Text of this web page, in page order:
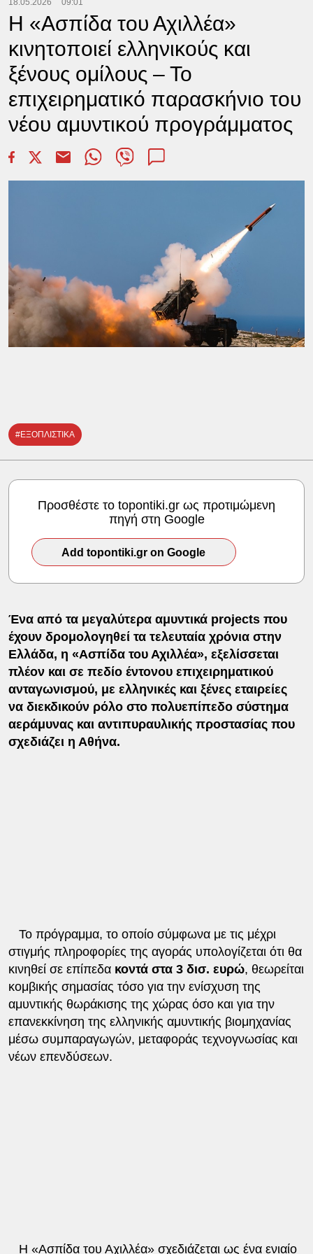
18.05.2026 09:01
Η «Ασπίδα του Αχιλλέα»
κινητοποιεί ελληνικούς και
ξένους ομίλους – Το
επιχειρηματικό παρασκήνιο του
νέου αμυντικού προγράμματος
#ΕΞΟΠΛΙΣΤΙΚΑ
Προσθέστε το topontiki.gr ως προτιμώμενη
πηγή στη Google
Add topontiki.gr on Google
Ένα από τα μεγαλύτερα αμυντικά projects που
έχουν δρομολογηθεί τα τελευταία χρόνια στην
Ελλάδα, η «Ασπίδα του Αχιλλέα», εξελίσσεται
πλέον και σε πεδίο έντονου επιχειρηματικού
ανταγωνισμού, με ελληνικές και ξένες εταιρείες
να διεκδικούν ρόλο στο πολυεπίπεδο σύστημα
αεράμυνας και αντιπυραυλικής προστασίας που
σχεδιάζει η Αθήνα.
Το πρόγραμμα, το οποίο σύμφωνα με τις μέχρι
στιγμής πληροφορίες της αγοράς υπολογίζεται ότι θα
κινηθεί σε επίπεδα κοντά στα 3 δισ. ευρώ, θεωρείται
κομβικής σημασίας τόσο για την ενίσχυση της
αμυντικής θωράκισης της χώρας όσο και για την
επανεκκίνηση της ελληνικής αμυντικής βιομηχανίας
μέσω συμπαραγωγών, μεταφοράς τεχνογνωσίας και
νέων επενδύσεων.
Η «Ασπίδα του Αχιλλέα» σχεδιάζεται ως ένα ενιαίο